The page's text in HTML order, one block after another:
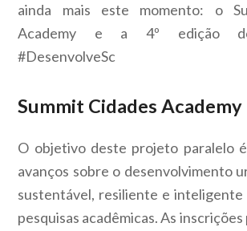
ainda mais este momento: o
Academy e a 4º edição
#DesenvolveSc
Summit Cidades Academy
O objetivo deste projeto paralelo
avanços sobre o desenvolvimento
sustentável, resiliente e inteligente
pesquisas acadêmicas. As